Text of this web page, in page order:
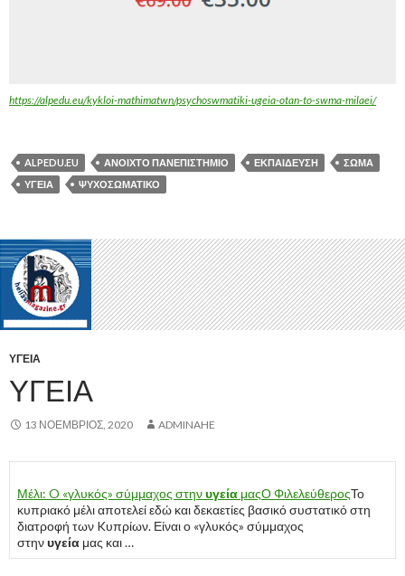
https://alpedu.eu/kykloi-mathimatwn/psychoswmatiki-ugeia-otan-to-swma-milaei/
ALPEDU.EU ΑΝΟΙΧΤΌ ΠΑΝΕΠΙΣΤΉΜΙΟ ΕΚΠΑΊΔΕΥΣΗ
ΣΏΜΑ
ΥΓΕΊΑ
ΨΥΧΟΣΩΜΑΤΙΚΌ
ΥΓΕΊΑ
ΥΓΕΙΑ
13 ΝΟΈΜΒΡΙΟΣ, 2020 ADMINAHE
Μέλι: O «γλυκός» σύμμαχος στηνυγεία μαςΟ ΦιλελεύθεροςΤο
κυπριακό μέλι αποτελεί εδώ και δεκαετίες βασικό συστατικό στη
διατροφή των Kυπρίων. Είναι ο «γλυκός» σύμμαχος
στηνυγεία μας και …